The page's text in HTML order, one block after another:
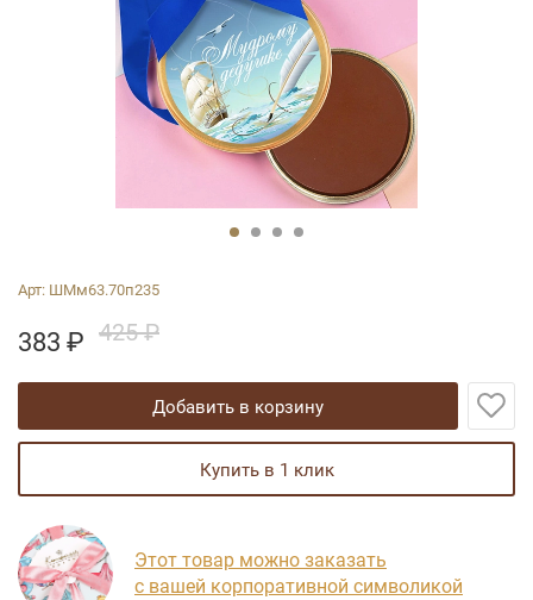
Арт: ШМм63.70п235
383 ₽ 425 ₽
добавить в корзину
купить в 1 клик
Этот товар можно заказать
с вашей корпоративной символикой